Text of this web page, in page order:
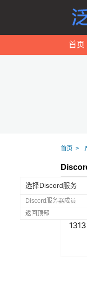
首页
首页
1313
选择Discord服务
Discord服务器成员
返回顶部